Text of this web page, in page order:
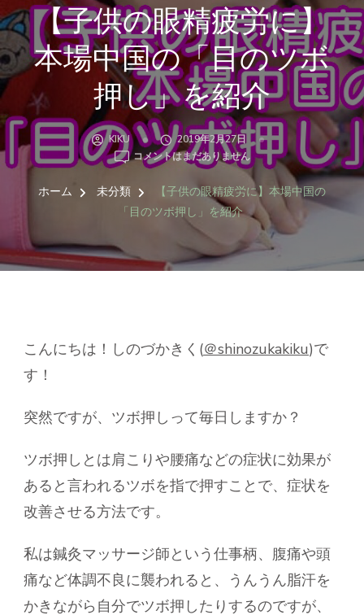
【子供の眼精疲労に】
本場中国の「目のツボ
押し」を紹介
KIKU
2019年2月27日
【子
の
眼
労
に】
国
ツ
ボ
し」
を
介
コメントはまだありません
ホーム 未分類
【子供の眼精疲労に】本場中国の
「目のツボ押し」を紹介
こんにちは！しのづかきく(＠shinozukakiku)で
す！
突然ですが、ツボ押しって毎日しますか？
ツボ押しとは肩こりや腰痛などの症状に効果が
あると言われるツボを指で押すことで、症状を
改善させる方法です。
私は鍼灸マッサージ師という仕事柄、腹痛や頭
痛など体調不良に襲われると、うんうん脂汗を
かきながら自分でツボ押したりするのですが、